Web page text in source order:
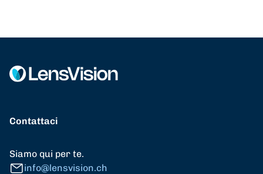
Contattaci
Siamo qui per te.
info@lensvision.ch